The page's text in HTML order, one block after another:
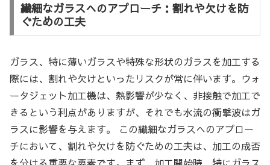
繊細なガラスへのアプローチ：割れや欠けを防
ぐための工夫
ガラス、特に薄いガラスや特殊な形状のガラスを加工する
際には、割れや欠けといったリスクが常に伴います。ウォ
ータジェット加工機は、熱影響が少なく、非接触で加工で
きるという利点がありますが、それでも水流の衝撃波はガ
ラスに影響を与えます。 この繊細なガラスへのアプロー
チにおいて、割れや欠けを防ぐための工夫は、加工の成否